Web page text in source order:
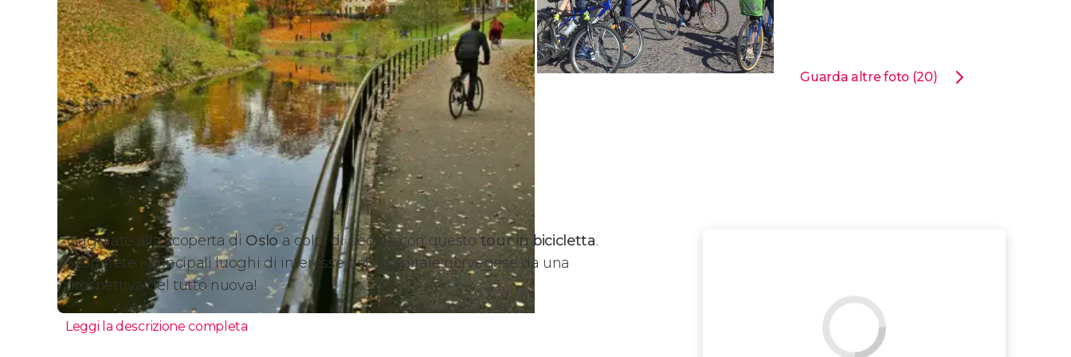
Guarda altre foto (20)
Viaggiate alla scoperta di Osloa colpi di pedale con questotour in bicicletta.
Scoprirete i principali luoghi di interesse della capitale norvegese da una
prospettiva del tutto nuova!
Leggi la descrizione completa